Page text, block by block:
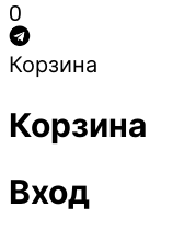
0
Корзина
Корзина
Вход